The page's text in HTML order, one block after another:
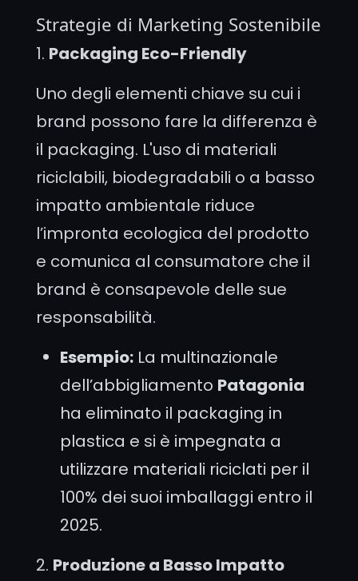
Strategie di Marketing Sostenibile
1. Packaging Eco-Friendly
Uno degli elementi chiave su cui i
brand possono fare la differenza è
il packaging. L'uso di materiali
riciclabili, biodegradabili o a basso
impatto ambientale riduce
l’impronta ecologica del prodotto
e comunica al consumatore che il
brand è consapevole delle sue
responsabilità.
Esempio:La multinazionale
dell’abbigliamento Patagonia
ha eliminato il packaging in
plastica e si è impegnata a
utilizzare materiali riciclati per il
100% dei suoi imballaggi entro il
2025.
2. Produzione a Basso Impatto